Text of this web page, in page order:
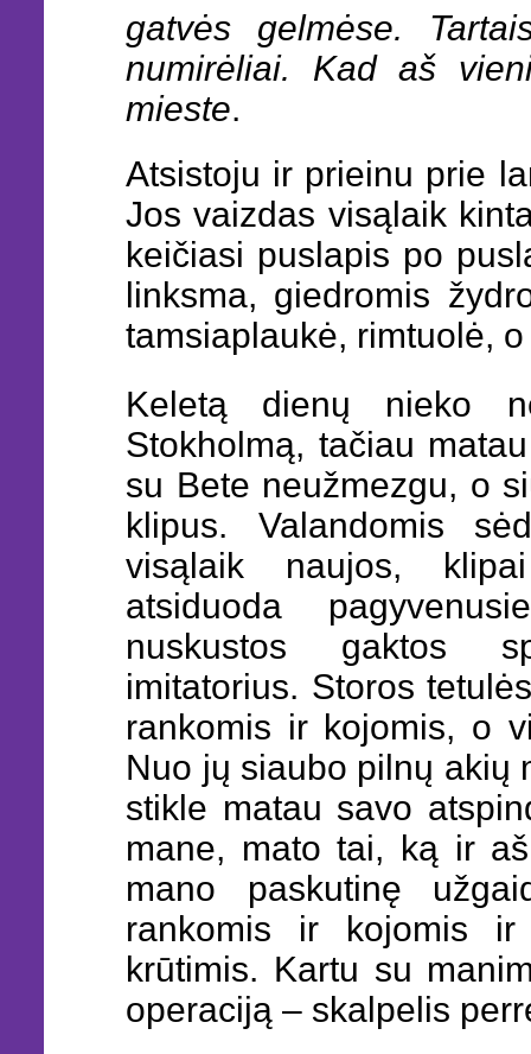
gatvės gelmėse.
numirėliai. Kad aš
mieste.
Atsistoju ir prieinu prie
Jos vaizdas visąlaik
keičiasi puslapis po
linksma, giedromis
tamsiaplaukė, rimtuolė,
Keletą dienų nieko
Stokholmą, tačiau
su Bete neužmezgu, o
klipus. Valandomis
visąlaik naujos,
atsiduoda
nuskustos gaktos
imitatorius. Storos
rankomis ir kojomis, o
Nuo jų siaubo pilnų akių
stikle matau savo
mane, mato tai, ką ir
mano paskutinę
rankomis ir kojomis ir
krūtimis. Kartu su
operaciją – skalpelis